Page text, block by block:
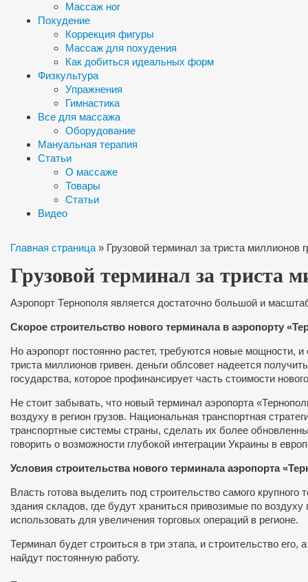
Массаж ног
Похудение
Коррекция фигуры
Массаж для похудения
Как добиться идеальных форм
Физкультура
Упражнения
Гимнастика
Все для массажа
Оборудование
Мануальная терапия
Статьи
О массаже
Товары
Статьи
Видео
Главная страница » Грузовой терминал за триста миллионов
Грузовой терминал за триста
Аэропорт Тернополя является достаточно большой и
Скорое строительство нового терминала в аэропорту
Но аэропорт постоянно растет, требуются новые мощности, и
триста миллионов гривен. деньги облсовет надеется
государства, которое профинансирует часть стоимости
Не стоит забывать, что новый терминал аэропорта
воздуху в регион грузов. Национальная транспортная
транспортные системы страны, сделать их более
говорить о возможности глубокой интеграции Украины в
Условия строительства нового терминала аэропорта
Власть готова выделить под строительство самого
здания складов, где будут храниться привозимые по
использовать для увеличения торговых операций в регионе.
Терминал будет строиться в три этапа, и строительство
найдут постоянную работу.